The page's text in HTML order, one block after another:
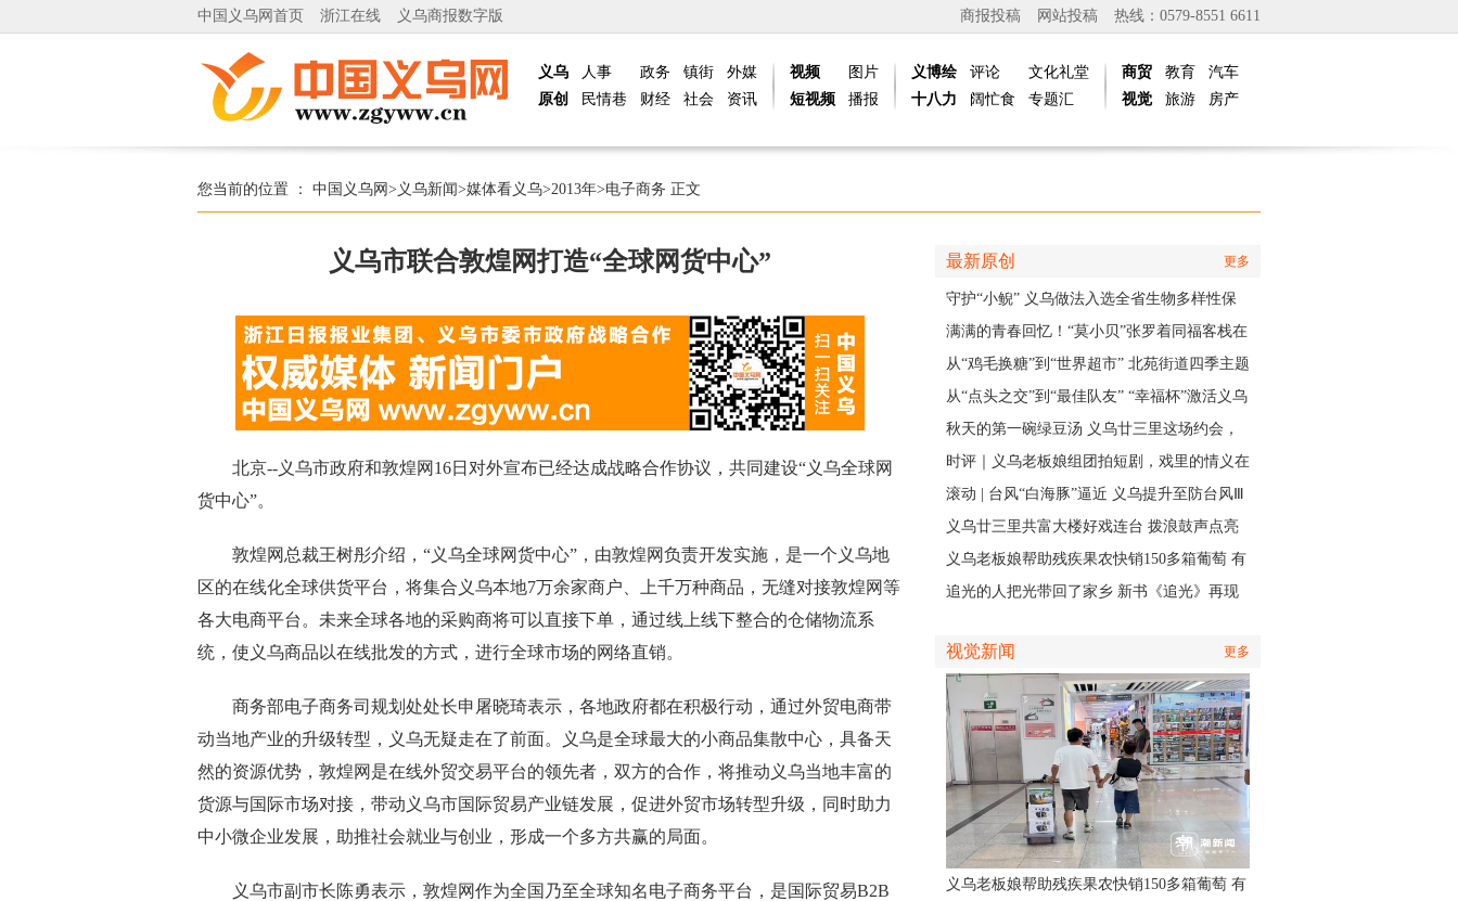
中国义乌网首页 浙江在线 义乌商报数字版 热线：0579-8551 6611
网站投稿
商报投稿
义乌
原创
人事
民情巷
政务
财经
镇街
社会
外媒
资讯
视频
短视频
图片
播报
义博绘
十八力
评论
阔忙食
文化礼堂
专题汇
商贸
视觉
教育
旅游
汽车
房产
您当前的位置 ： 中国义乌网 > 义乌新闻>媒体看义乌>2013年>电子商务 正文
义乌市联合敦煌网打造“全球网货中心”
北京--义乌市政府和敦煌网16日对外宣布已经达成战略合作协议，共同建设“义乌全球网
货中心”。
敦煌网总裁王树彤介绍，“义乌全球网货中心”，由敦煌网负责开发实施，是一个义乌地
区的在线化全球供货平台，将集合义乌本地7万余家商户、上千万种商品，无缝对接敦煌网等
各大电商平台。未来全球各地的采购商将可以直接下单，通过线上线下整合的仓储物流系
统，使义乌商品以在线批发的方式，进行全球市场的网络直销。
商务部电子商务司规划处处长申屠晓琦表示，各地政府都在积极行动，通过外贸电商带
动当地产业的升级转型，义乌无疑走在了前面。义乌是全球最大的小商品集散中心，具备天
然的资源优势，敦煌网是在线外贸交易平台的领先者，双方的合作，将推动义乌当地丰富的
货源与国际市场对接，带动义乌市国际贸易产业链发展，促进外贸市场转型升级，同时助力
中小微企业发展，助推社会就业与创业，形成一个多方共赢的局面。
义乌市副市长陈勇表示，敦煌网作为全国乃至全球知名电子商务平台，是国际贸易B2B
最新原创 更多
守护“小鲵” 义乌做法入选全省生物多样性保
护实践成果
满满的青春回忆！“莫小贝”张罗着同福客栈在
义乌再“开张”
从“鸡毛换糖”到“世界超市” 北苑街道四季主题
展再现义乌印记
从“点头之交”到“最佳队友” “幸福杯”激活义乌
稠江邻里情
秋天的第一碗绿豆汤 义乌廿三里这场约会，
主角是快递小哥
时评｜义乌老板娘组团拍短剧，戏里的情义在
现实中有了回响
滚动 | 台风“白海豚”逼近 义乌提升至防台风Ⅲ
级应急响应
义乌廿三里共富大楼好戏连台 拨浪鼓声点亮
乡村之夜
义乌老板娘帮助残疾果农快销150多箱葡萄 有
人认出她还主演了部短剧
追光的人把光带回了家乡 新书《追光》再现
视觉新闻 更多
义乌老板娘帮助残疾果农快销150多箱葡萄 有